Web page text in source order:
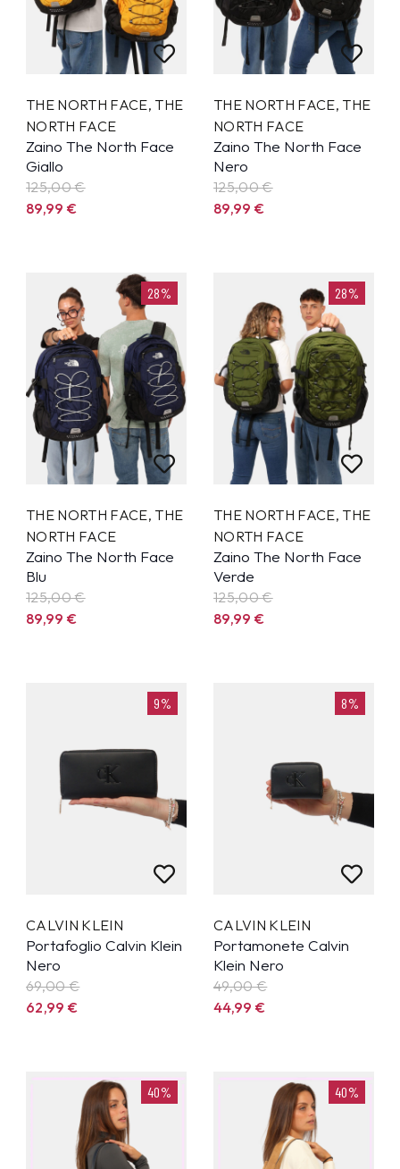
THE NORTH FACE, THE
NORTH FACE
Zaino The North Face
Giallo
125,00 €
89,99€
THE NORTH FACE, THE
NORTH FACE
Zaino The North Face
Nero
125,00 €
89,99€
28%
THE NORTH FACE, THE
NORTH FACE
Zaino The North Face
Blu
125,00 €
89,99€
28%
THE NORTH FACE, THE
NORTH FACE
Zaino The North Face
Verde
125,00 €
89,99€
9%
CALVIN KLEIN
Portafoglio Calvin Klein
Nero
69,00 €
62,99€
8%
CALVIN KLEIN
Portamonete Calvin
Klein Nero
49,00 €
44,99€
40% 40%